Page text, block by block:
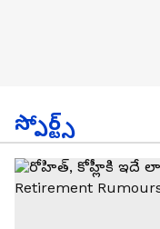
స్పోర్ట్స్